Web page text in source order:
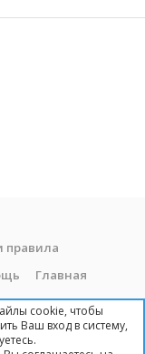
правила
Главная
cookie, чтобы
Ваш вход в систему,